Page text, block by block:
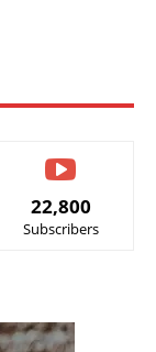
22,800
Subscribers